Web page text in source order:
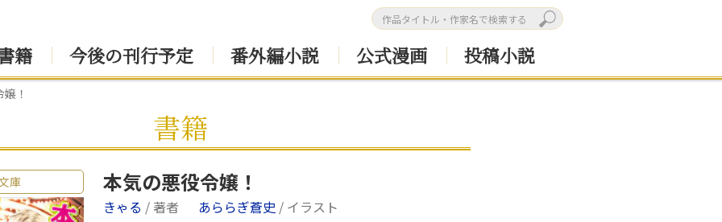
籍 今後の刊行予定 番外編小説 公式漫画 投稿小説
！
書籍
庫 本気の悪役令嬢！
きゃる / 著者 あららぎ蒼史 / イラスト